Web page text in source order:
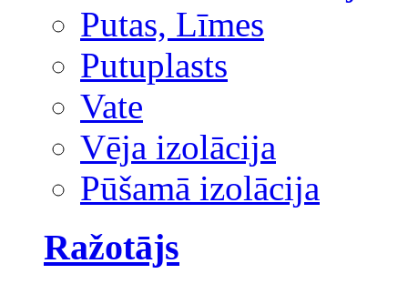
Putas, Līmes
Putuplasts
Vate
Vēja izolācija
Pūšamā izolācija
Ražotājs